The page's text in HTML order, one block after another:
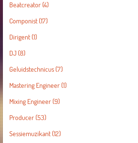
Beatcreator(4)
Componist(17)
Dirigent(1)
DJ(8)
Geluidstechnicus(7)
Mastering Engineer(1)
Mixing Engineer(9)
Producer(53)
Sessiemuzikant(12)